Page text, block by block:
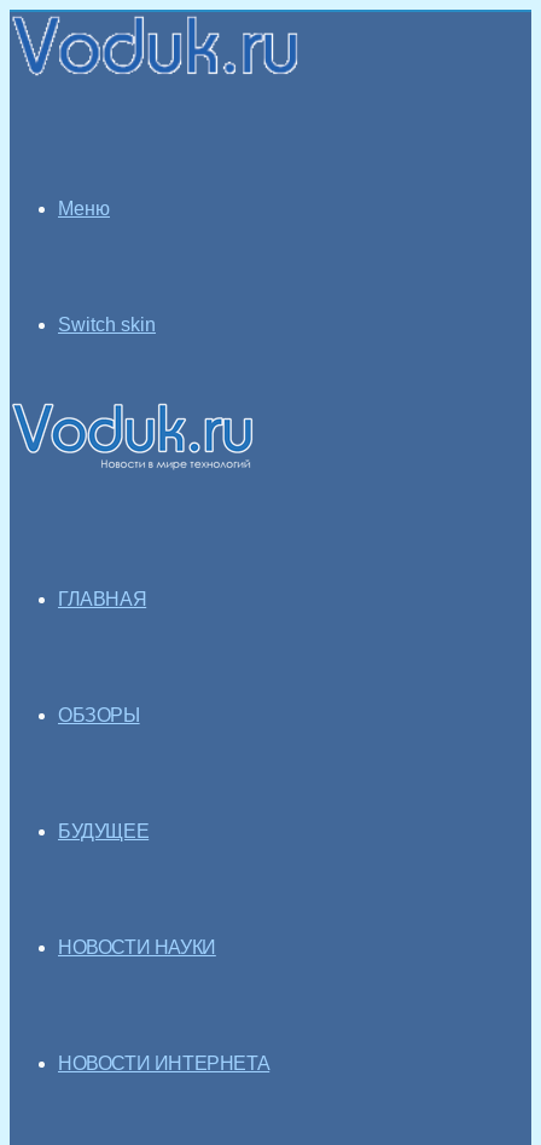
Меню
Switch skin
ГЛАВНАЯ
ОБЗОРЫ
БУДУЩЕЕ
НОВОСТИ НАУКИ
НОВОСТИ ИНТЕРНЕТА